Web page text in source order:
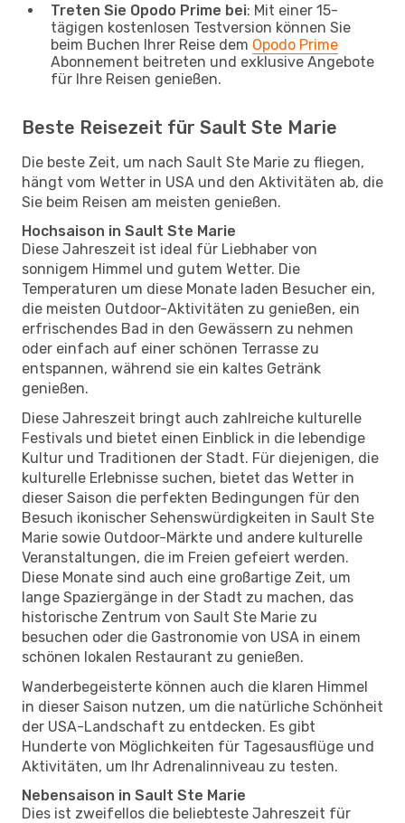
Treten Sie Opodo Prime bei: Mit einer 15-
tägigen kostenlosen Testversion können Sie
beim Buchen Ihrer Reise dem Opodo Prime
Abonnement beitreten und exklusive Angebote
für Ihre Reisen genießen.
Beste Reisezeit für Sault Ste Marie
Die beste Zeit, um nach Sault Ste Marie zu fliegen,
hängt vom Wetter in USA und den Aktivitäten ab, die
Sie beim Reisen am meisten genießen.
Hochsaison in Sault Ste Marie
Diese Jahreszeit ist ideal für Liebhaber von
sonnigem Himmel und gutem Wetter. Die
Temperaturen um diese Monate laden Besucher ein,
die meisten Outdoor-Aktivitäten zu genießen, ein
erfrischendes Bad in den Gewässern zu nehmen
oder einfach auf einer schönen Terrasse zu
entspannen, während sie ein kaltes Getränk
genießen.
Diese Jahreszeit bringt auch zahlreiche kulturelle
Festivals und bietet einen Einblick in die lebendige
Kultur und Traditionen der Stadt. Für diejenigen, die
kulturelle Erlebnisse suchen, bietet das Wetter in
dieser Saison die perfekten Bedingungen für den
Besuch ikonischer Sehenswürdigkeiten in Sault Ste
Marie sowie Outdoor-Märkte und andere kulturelle
Veranstaltungen, die im Freien gefeiert werden.
Diese Monate sind auch eine großartige Zeit, um
lange Spaziergänge in der Stadt zu machen, das
historische Zentrum von Sault Ste Marie zu
besuchen oder die Gastronomie von USA in einem
schönen lokalen Restaurant zu genießen.
Wanderbegeisterte können auch die klaren Himmel
in dieser Saison nutzen, um die natürliche Schönheit
der USA-Landschaft zu entdecken. Es gibt
Hunderte von Möglichkeiten für Tagesausflüge und
Aktivitäten, um Ihr Adrenalinniveau zu testen.
Nebensaison in Sault Ste Marie
Dies ist zweifellos die beliebteste Jahreszeit für